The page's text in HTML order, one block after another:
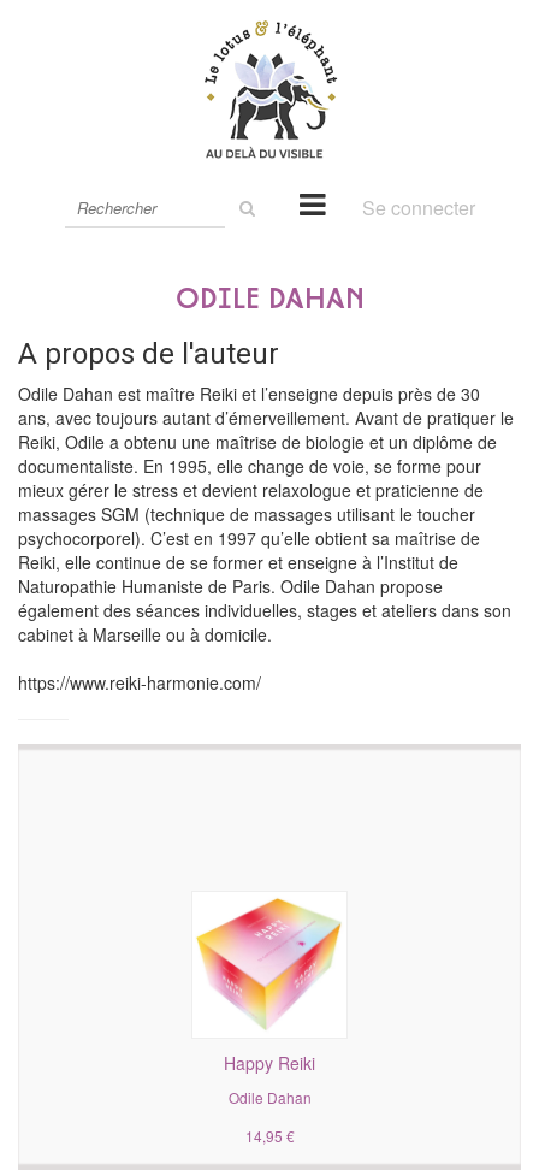
le
Se connecter
Odile Dahan
A propos de l'auteur
Odile Dahan est maître Reiki et l’enseigne depuis près de 30
ans, avec toujours autant d’émerveillement. Avant de pratiquer le
Reiki, Odile a obtenu une maîtrise de biologie et un diplôme de
documentaliste. En 1995, elle change de voie, se forme pour
mieux gérer le stress et devient relaxologue et praticienne de
massages SGM (technique de massages utilisant le toucher
psychocorporel). C’est en 1997 qu’elle obtient sa maîtrise de
Reiki, elle continue de se former et enseigne à l’Institut de
Naturopathie Humaniste de Paris. Odile Dahan propose
également des séances individuelles, stages et ateliers dans son
cabinet à Marseille ou à domicile.
https://www.reiki-harmonie.com/
Happy Reiki
Odile Dahan
14,95 €